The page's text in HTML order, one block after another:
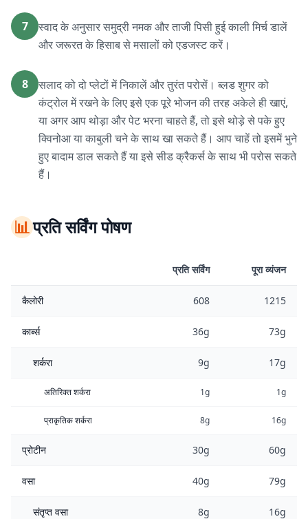
7
स्वाद के अनुसार समुद्री नमक और ताजी पिसी हुई काली मिर्च डालें
और जरूरत के हिसाब से मसालों को एडजस्ट करें।
8
सलाद को दो प्लेटों में निकालें और तुरंत परोसें। ब्लड शुगर को
कंट्रोल में रखने के लिए इसे एक पूरे भोजन की तरह अकेले ही खाएं,
या अगर आप थोड़ा और पेट भरना चाहते हैं, तो इसे थोड़े से पके हुए
क्विनोआ या काबुली चने के साथ खा सकते हैं। आप चाहें तो इसमें भुने
हुए बादाम डाल सकते हैं या इसे सीड क्रैकर्स के साथ भी परोस सकते
हैं।
📊प्रति सर्विंग पोषण
प्रति सर्विंग पूरा व्यंजन
कैलोरी 608 1215
कार्ब्स 36g 73g
शर्करा 9g 17g
अतिरिक्त शर्करा 1g 1g
प्राकृतिक शर्करा 8g 16g
प्रोटीन 30g 60g
वसा 40g 79g
संतृप्त वसा 8g 16g